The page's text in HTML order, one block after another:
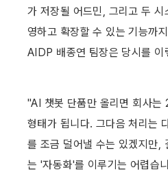
가 저장될 어드민, 그리고 두
영하고 확장할 수 있는 기능까
AIDP 배종연 팀장은 당시를 이
"AI 챗봇 단품만 올리면 회사는
형태가 됩니다. 그다음 처리는
를 조금 덜어낼 수는 있겠지만,
는 '자동화'를 이루기는 어렵습